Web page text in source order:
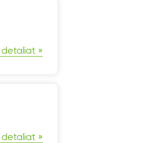
detaliat
detaliat